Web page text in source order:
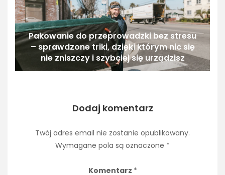
Pakowanie do przeprowadzki bez stresu
– sprawdzone triki, dzięki którym nic się
nie zniszczy i szybciej się urządzisz
Dodaj komentarz
Twój adres email nie zostanie opublikowany.
Wymagane pola są oznaczone *
Komentarz *